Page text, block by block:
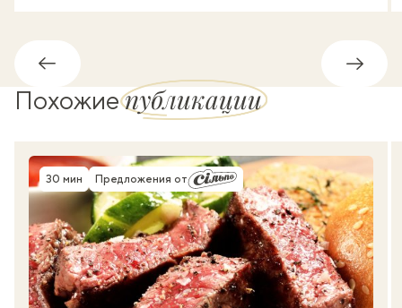
Обратно
Похожиепубликации
Время приготовления
30 мин Предложения от